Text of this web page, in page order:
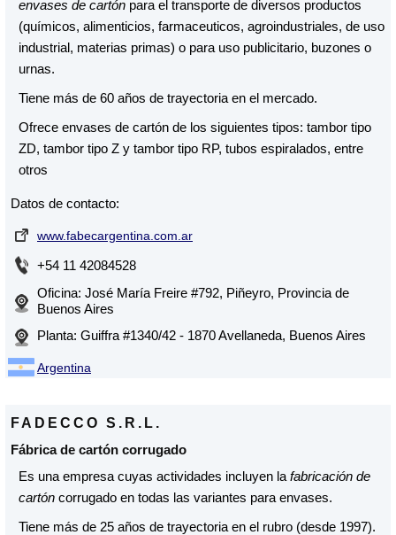
envases de cartón para el transporte de diversos productos
(químicos, alimenticios, farmaceuticos, agroindustriales, de uso
industrial, materias primas) o para uso publicitario, buzones o
urnas.
Tiene más de 60 años de trayectoria en el mercado.
Ofrece envases de cartón de los siguientes tipos: tambor tipo
ZD, tambor tipo Z y tambor tipo RP, tubos espiralados, entre
otros
Datos de contacto:
www.fabecargentina.com.ar
+54 11 42084528
Oficina: José María Freire #792, Piñeyro, Provincia de
Buenos Aires
Planta: Guiffra #1340/42 - 1870 Avellaneda, Buenos Aires
Argentina
FADECCO S.R.L.
Fábrica de cartón corrugado
Es una empresa cuyas actividades incluyen la fabricación de
cartón corrugado en todas las variantes para envases.
Tiene más de 25 años de trayectoria en el rubro (desde 1997).